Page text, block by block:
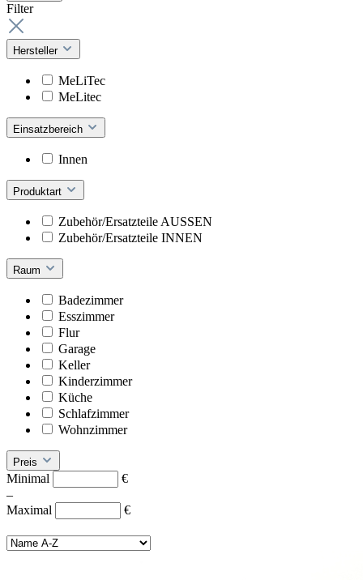
Filter
Hersteller
MeLiTec
MeLitec
Einsatzbereich
Innen
Produktart
Zubehör/Ersatzteile AUSSEN
Zubehör/Ersatzteile INNEN
Raum
Badezimmer
Esszimmer
Flur
Garage
Keller
Kinderzimmer
Küche
Schlafzimmer
Wohnzimmer
Preis
Minimal
€
–
Maximal
€